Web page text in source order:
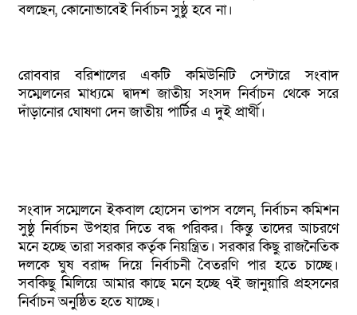
বলছেন, কোনোভাবেই নির্বাচন সুষ্ঠু হবে না।
রোববার বরিশালের একটি কমিউনিটি সেন্টারে সংবাদ
সম্মেলনের মাধ্যমে দ্বাদশ জাতীয় সংসদ নির্বাচন থেকে সরে
দাঁড়ানোর ঘোষণা দেন জাতীয় পার্টির এ দুই প্রার্থী।
সংবাদ সম্মেলনে ইকবাল হোসেন তাপস বলেন, নির্বাচন কমিশন
সুষ্ঠু নির্বাচন উপহার দিতে বদ্ধ পরিকর। কিন্তু তাদের আচরণে
মনে হচ্ছে তারা সরকার কর্তৃক নিয়ন্ত্রিত। সরকার কিছু রাজনৈতিক
দলকে ঘুষ বরাদ্দ দিয়ে নির্বাচনী বৈতরণি পার হতে চাচ্ছে।
সবকিছু মিলিয়ে আমার কাছে মনে হচ্ছে ৭ই জানুয়ারি প্রহসনের
নির্বাচন অনুষ্ঠিত হতে যাচ্ছে।